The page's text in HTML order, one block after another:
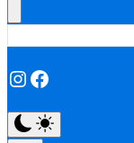
Instagram
Facebook